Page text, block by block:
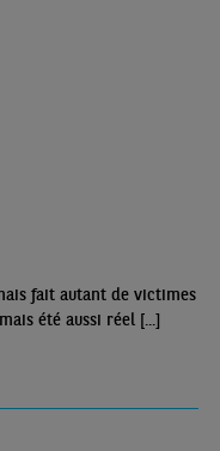
fait autant de victimes
été aussi réel [...]